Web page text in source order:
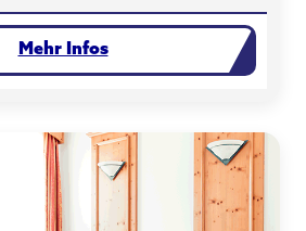
Mehr Infos